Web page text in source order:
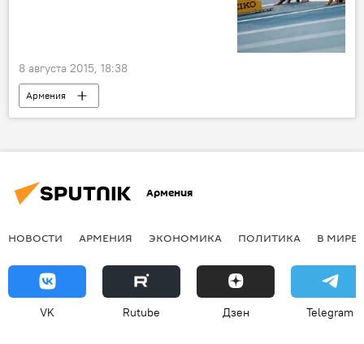
8 августа 2015, 18:38
Армения
Армения
НОВОСТИ АРМЕНИЯ ЭКОНОМИКА ПОЛИТИКА В МИРЕ
VK Rutube Дзен Telegram